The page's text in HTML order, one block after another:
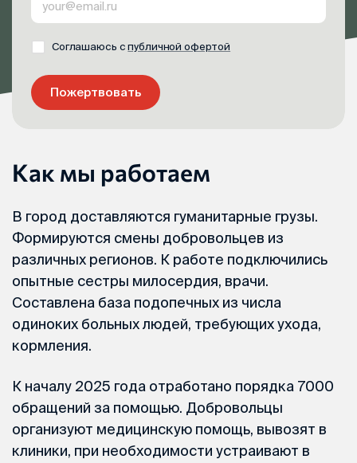
Соглашаюсь спубличной офертой
Пожертвовать
Как мы работаем
В город доставляются гуманитарные грузы.
Формируются смены добровольцев из
различных регионов. К работе подключились
опытные сестры милосердия, врачи.
Составлена база подопечных из числа
одиноких больных людей, требующих ухода,
кормления.
К началу 2025 года отработано порядка 7000
обращений за помощью. Добровольцы
организуют медицинскую помощь, вывозят в
клиники, при необходимости устраивают в